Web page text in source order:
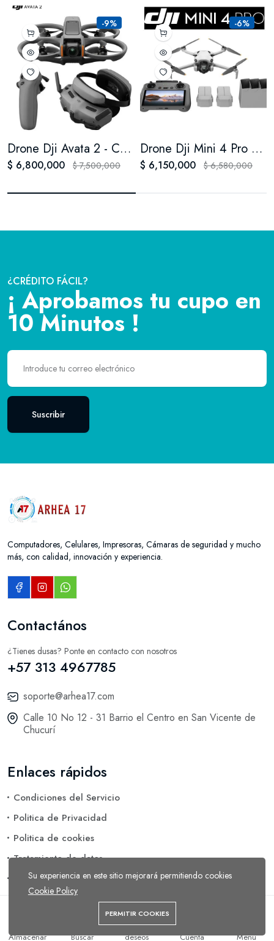
Almacenar Buscar
Lista de
deseos Cuenta Menú
Añadir al carrito Comprar ahora
-9%
Drone Dji Avata 2 - Combo 3 Baterias
$ 6,800,000 $ 7,500,000
-6%
Drone Dji Mini 4 Pro 4k Uhd Control Rc2 - Combo 3 Baterias
$ 6,150,000 $ 6,580,000
¿CRÉDITO FÁCIL?
¡ Aprobamos tu cupo en
10 Minutos !
Suscribir
Computadores, Celulares, Impresoras, Cámaras de seguridad y mucho
más, con calidad, innovación y experiencia.
Contactános
¿Tienes dusas? Ponte en contacto con nosotros
+57 313 4967785
soporte@arhea17.com
Calle 10 No 12 - 31 Barrio el Centro en San Vicente de
Chucurí
Enlaces rápidos
Condiciones del Servicio
Politica de Privacidad
Politica de cookies
Tratamiento de datos
Eliminación de Datos
Arhea 17 © 2026 Todos los reservados.
Su experiencia en este sitio mejorará permitiendo cookies
Cookie Policy
PERMITIR COOKIES